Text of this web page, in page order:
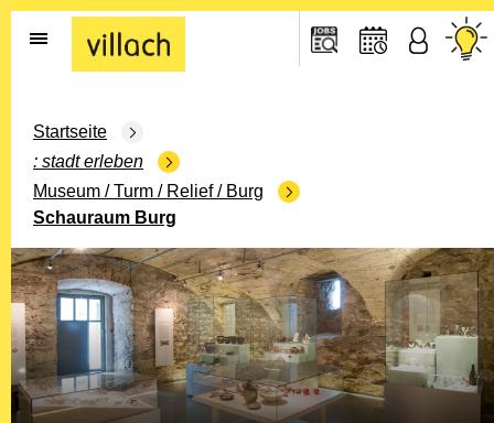
Gehe zur Startseite
Startseite
stadt erleben
Museum / Turm / Relief / Burg
Schauraum Burg